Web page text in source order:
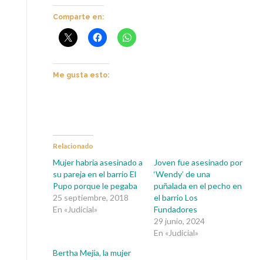
Comparte en:
Me gusta esto:
Relacionado
Mujer habría asesinado a
su pareja en el barrio El
Pupo porque le pegaba
25 septiembre, 2018
En «Judicial»
Joven fue asesinado por
‘Wendy’ de una
puñalada en el pecho en
el barrio Los
Fundadores
29 junio, 2024
En «Judicial»
Bertha Mejía, la mujer